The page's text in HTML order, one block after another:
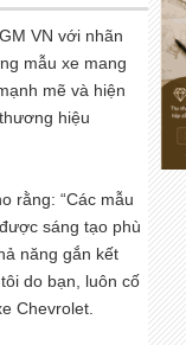
VN với nhãn
mẫu xe mang
mẽ và hiện
hiệu
rằng: “Các mẫu
sáng tạo phù
năng gắn kết
do bạn, luôn cố
Chevrolet.